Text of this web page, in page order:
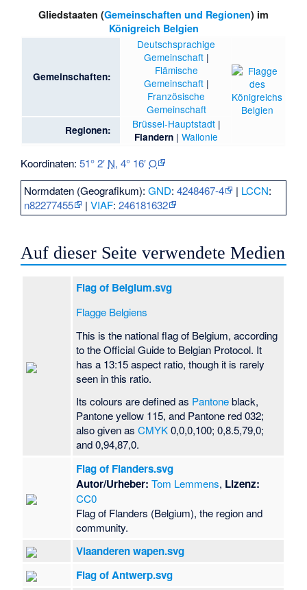
Gliedstaaten (Gemeinschaften und Regionen) im
Königreich Belgien
Gemeinschaften:
Deutschsprachige
Gemeinschaft|
Flämische
Gemeinschaft|
Französische
Gemeinschaft
Regionen: Brüssel-Hauptstadt|
Flandern |Wallonie
Koordinaten:51° 2′ N,4° 16′O
Normdaten (Geografikum):GND:4248467-4 | LCCN:
n82277455
|VIAF:246181632
Auf dieser Seite verwendete Medien
Flag of Belgium.svg
Flagge Belgiens
This is the national flag of Belgium, according
to the Official Guide to Belgian Protocol. It
has a 13:15 aspect ratio, though it is rarely
seen in this ratio.
Its colours are defined as Pantoneblack,
Pantone yellow 115, and Pantone red 032;
also given asCMYK0,0,0,100; 0,8.5,79,0;
and 0,94,87,0.
Flag of Flanders.svg
Autor/Urheber: Tom Lemmens, Lizenz:
CC0
Flag of Flanders (Belgium), the region and
community.
Vlaanderen wapen.svg
Flag of Antwerp.svg